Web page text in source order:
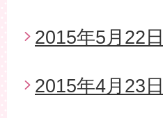
2015年5月22
2015年4月23